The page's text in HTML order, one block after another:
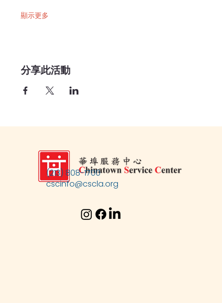
顯示更多
分享此活動
(213) 808-1700
cscinfo@cscla.org